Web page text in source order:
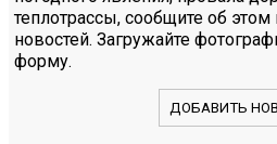
теплотрассы, сообщите об
новостей. Загружайте
форму.
ДОБАВИТЬ